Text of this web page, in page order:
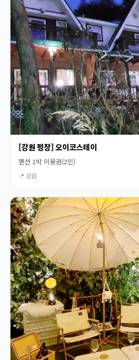
[강원 평창] 오이코스테이
펜션 1박 이용권(2인)
📍 강원